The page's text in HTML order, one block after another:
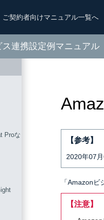
ご契約者向けマニュアル一覧へ
連携設定例マニュアル
【参考】
2020年07
「Amazon
【注意】
など）